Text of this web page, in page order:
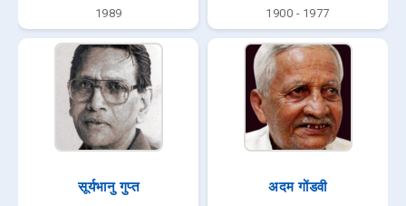
1989
1900 - 1977
सूर्यभानु गुप्त अदम गोंडवी